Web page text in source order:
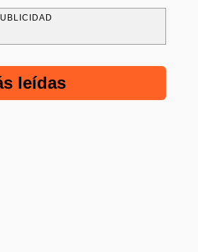
leídas